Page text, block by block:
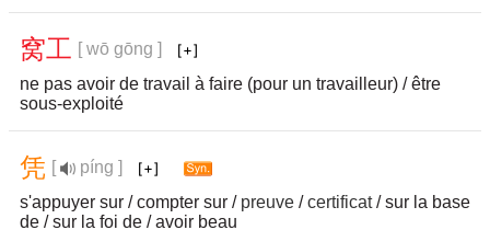
窝工 [ wō gōng ]
ne pas avoir de travail à faire (pour un travailleur) / être
sous-exploité
凭 [
píng ]
s'appuyer sur / compter sur / preuve /certificat/ sur la base
de / sur la foi de / avoir beau